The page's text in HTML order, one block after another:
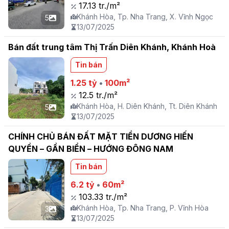
5
17.13 tr./m²
Khánh Hòa, Tp. Nha Trang, X. Vĩnh Ngọc
13/07/2025
Bán đất trung tâm Thị Trấn Diên Khánh, Khánh Hoà
5
Tin bán
1.25 tỷ •100m²
12.5 tr./m²
Khánh Hòa, H. Diên Khánh, Tt. Diên Khánh
13/07/2025
CHÍNH CHỦ BÁN ĐẤT MẶT TIỀN DƯƠNG HIẾN
QUYỀN – GẦN BIỂN – HƯỚNG ĐÔNG NAM
3
Tin bán
6.2 tỷ • 60m²
103.33 tr./m²
Khánh Hòa, Tp. Nha Trang, P. Vĩnh Hòa
13/07/2025